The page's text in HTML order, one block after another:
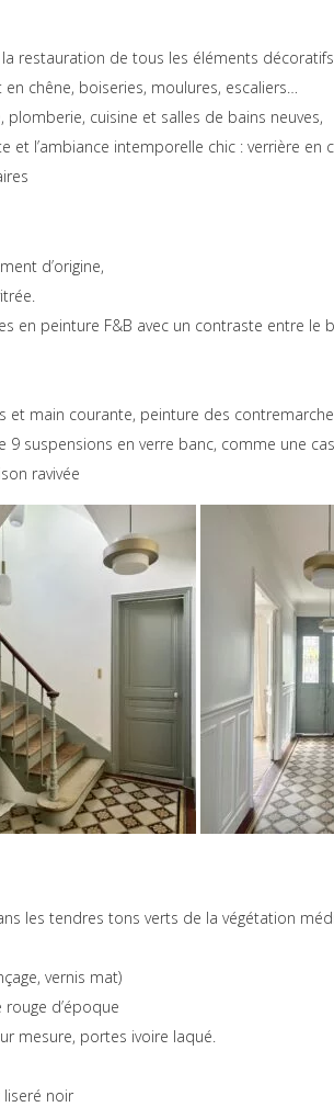
restauration de tous les éléments
chêne, boiseries, moulures, escaliers…
cuisine et salles de bains neuves,
et l’ambiance intemporelle chic : verrière
d’origine,
en peinture F&B avec un contraste entre le
et main courante, peinture des
suspensions en verre banc, comme une
ravivée
les tendres tons verts de la végétation
vernis mat)
d’époque
mesure, portes ivoire laqué.
noir